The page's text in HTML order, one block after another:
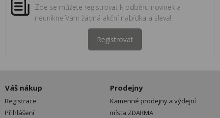
Zde se můžete registrovat k odběru novinek a
neunikne Vám žádná akční nabídka a sleva!
Registrovat
Váš nákup
Registrace
Přihlášení
Prodejny
Kamenné prodejny a výdejní
místa ZDARMA